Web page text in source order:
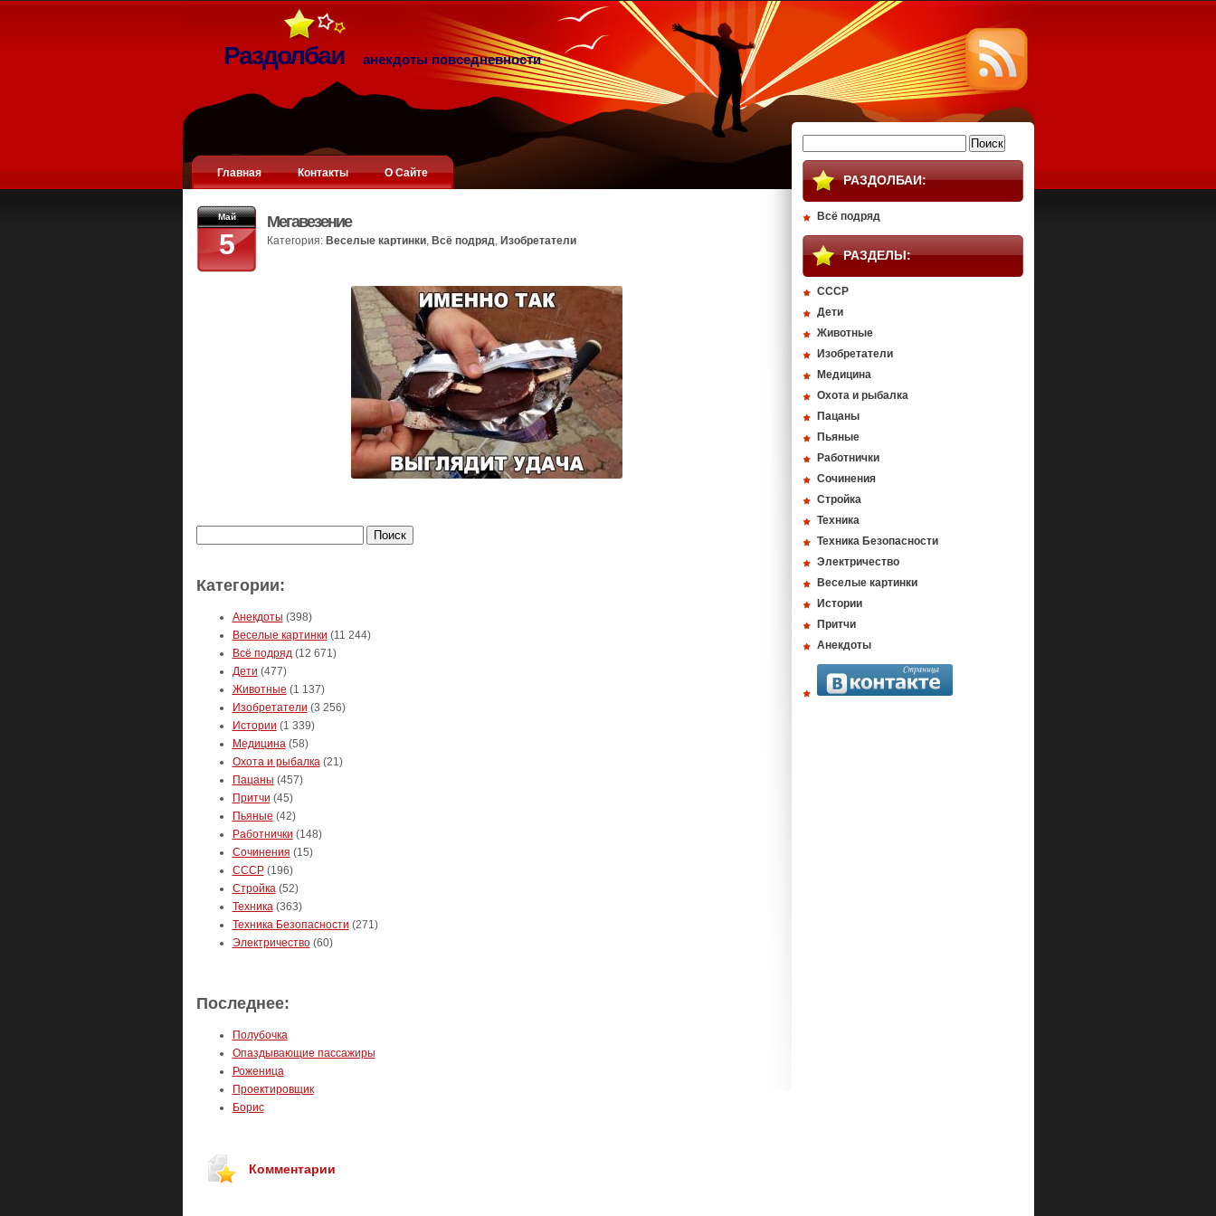
Раздолбаи анекдоты повседневности
Главная Контакты О Сайте
Май
5
Мегавезение
Категория: Веселые картинки, Всё подряд, Изобретатели
Категории:
Анекдоты (398)
Веселые картинки (11 244)
Всё подряд(12 671)
Дети (477)
Животные (1 137)
Изобретатели (3 256)
Истории (1 339)
Медицина(58)
Охота и рыбалка(21)
Пацаны (457)
Притчи (45)
Пьяные (42)
Работнички (148)
Сочинения (15)
СССР(196)
Стройка(52)
Техника(363)
Техника Безопасности (271)
Электричество(60)
Последнее:
Полубочка
Опаздывающие пассажиры
Роженица
Проектировщик
Борис
Комментарии
РАЗДОЛБАИ:
Всё подряд
РАЗДЕЛЫ:
СССР
Дети
Животные
Изобретатели
Медицина
Охота и рыбалка
Пацаны
Пьяные
Работнички
Сочинения
Стройка
Техника
Техника Безопасности
Электричество
Веселые картинки
Истории
Притчи
Анекдоты